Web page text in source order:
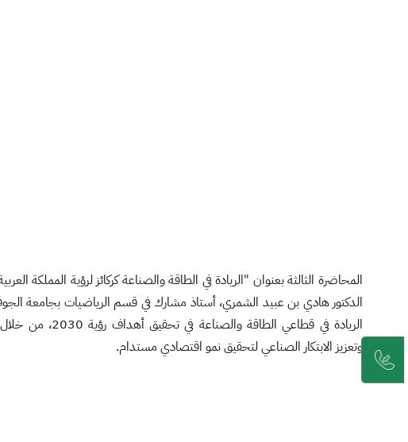
الدكتور هادي بن عبيد الشمري، أستاذ مشارك في قسم الرياضيات بجامعة
الريادة في قطاعي الطاقة
وتعزيز الابتكار الصناعي لتحقيق نمو اقتصادي مستدام.